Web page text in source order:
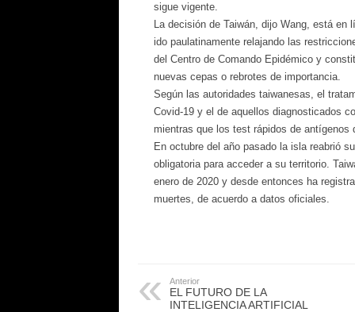
sigue vigente.
La decisión de Taiwán, dijo Wang, está
ido paulatinamente relajando las
del Centro de Comando Epidémico y
nuevas cepas o rebrotes de importancia.
Según las autoridades taiwanesas, el
Covid-19 y el de aquellos diagnosticados
mientras que los test rápidos de antígenos
En octubre del año pasado la isla reabrió
obligatoria para acceder a su territorio.
enero de 2020 y desde entonces ha
muertes, de acuerdo a datos oficiales.
Anterior
EL FUTURO DE LA
INTELIGENCIA ARTIFICIAL